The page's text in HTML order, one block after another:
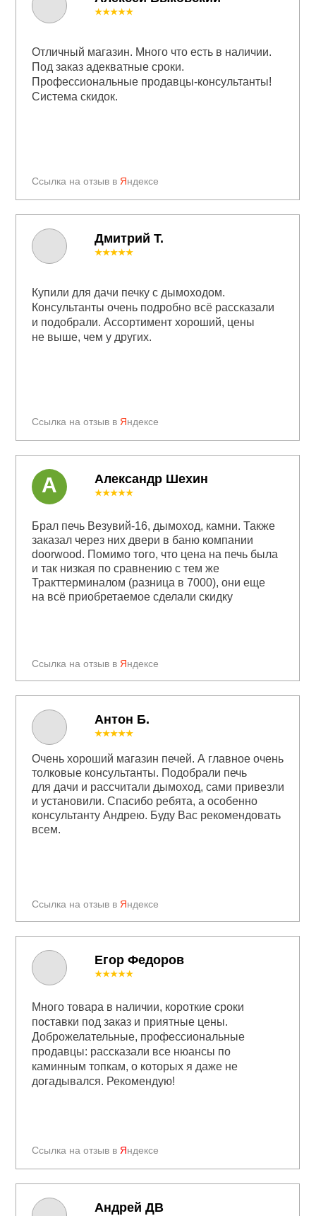
Ссылка на отзыв в Яндексе
★★★★★
Отличный магазин. Много что есть в наличии.
Под заказ адекватные сроки.
Профессиональные продавцы-консультанты!
Система скидок.
Антон Б.
Ссылка на отзыв в Яндексе
★★★★★
Купили для дачи печку с дымоходом.
Консультанты очень подробно всё рассказали
и подобрали. Ассортимент хороший, цены
не выше, чем у других.
Александр Шехин
Ссылка на отзыв в Яндексе
★★★★★
Брал печь Везувий-16, дымоход, камни. Также
заказал через них двери в баню компании
doorwood. Помимо того, что цена на печь была
и так низкая по сравнению с тем же
Тракттерминалом (разница в 7000), они еще
на всё приобретаемое сделали скидку
А
Дмитрий Т.
Ссылка на отзыв в Яндексе
★★★★★
Очень хороший магазин печей. А главное очень
толковые консультанты. Подобрали печь
для дачи и рассчитали дымоход, сами привезли
и установили. Спасибо ребята, а особенно
консультанту Андрею. Буду Вас рекомендовать
всем.
Егор Федоров
Ссылка на отзыв в Яндексе
★★★★★
Много товара в наличии, короткие сроки
поставки под заказ и приятные цены.
Доброжелательные, профессиональные
продавцы: рассказали все нюансы по
каминным топкам, о которых я даже не
догадывался. Рекомендую!
Андрей ДВ